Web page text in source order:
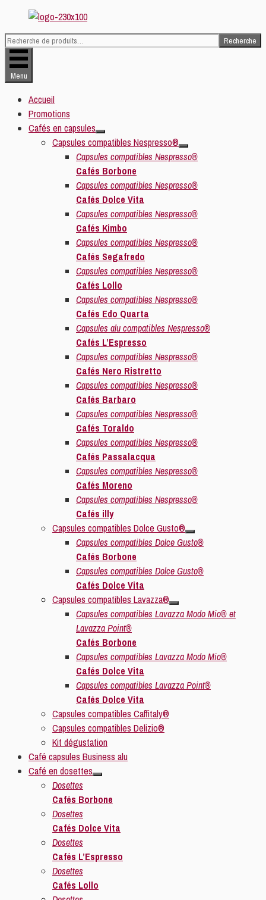
au
contenu
Recherche
pour :
Recherche
Menu
Accueil
Promotions
Cafés en capsules
Capsules compatibles Nespresso®
Capsules compatibles Nespresso®
Cafés Borbone
Capsules compatibles Nespresso®
Cafés Dolce Vita
Capsules compatibles Nespresso®
Cafés Kimbo
Capsules compatibles Nespresso®
Cafés Segafredo
Capsules compatibles Nespresso®
Cafés Lollo
Capsules compatibles Nespresso®
Cafés Edo Quarta
Capsules alu compatibles Nespresso®
Cafés L’Espresso
Capsules compatibles Nespresso®
Cafés Nero Ristretto
Capsules compatibles Nespresso®
Cafés Barbaro
Capsules compatibles Nespresso®
Cafés Toraldo
Capsules compatibles Nespresso®
Cafés Passalacqua
Capsules compatibles Nespresso®
Cafés Moreno
Capsules compatibles Nespresso®
Cafés illy
Capsules compatibles Dolce Gusto®
Capsules compatibles Dolce Gusto®
Cafés Borbone
Capsules compatibles Dolce Gusto®
Cafés Dolce Vita
Capsules compatibles Lavazza®
Capsules compatibles Lavazza Modo Mio® et
Lavazza Point®
Cafés Borbone
Capsules compatibles Lavazza Modo Mio®
Cafés Dolce Vita
Capsules compatibles Lavazza Point®
Cafés Dolce Vita
Capsules compatibles Caffitaly®
Capsules compatibles Delizio®
Kit dégustation
Café capsules Business alu
Café en dosettes
Dosettes
Cafés Borbone
Dosettes
Cafés Dolce Vita
Dosettes
Cafés L’Espresso
Dosettes
Cafés Lollo